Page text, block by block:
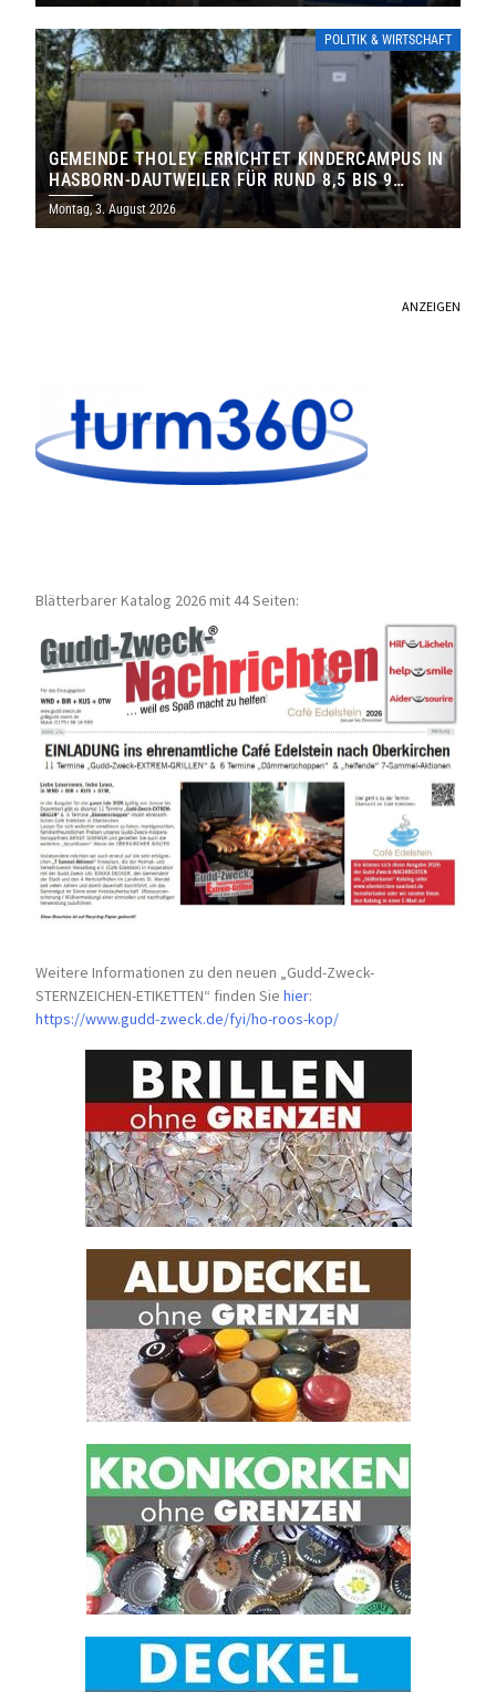
POLITIK & WIRTSCHAFT
GEMEINDE THOLEY ERRICHTET KINDERCAMPUS IN
HASBORN-DAUTWEILER FÜR RUND 8,5 BIS 9
MILLIONEN EURO
Montag, 3. August 2026
ANZEIGEN
Blätterbarer Katalog 2026 mit 44 Seiten:
Weitere Informationen zu den neuen „Gudd-Zweck-
STERNZEICHEN-ETIKETTEN“ finden Siehier:
https://www.gudd-zweck.de/fyi/ho-roos-kop/